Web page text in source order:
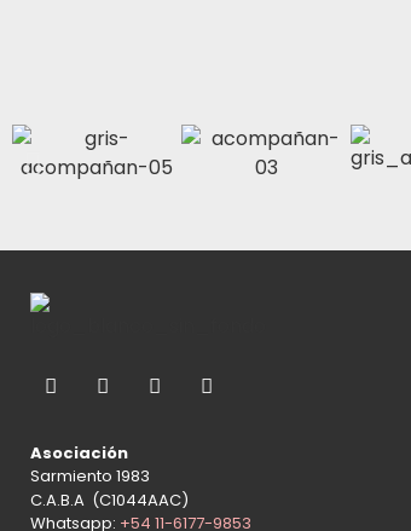
Asociación
Sarmiento 1983
C.A.B.A (C1044AAC)
Whatsapp: +54 11-6177-9853